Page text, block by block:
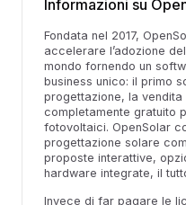
Informazioni su
Fondata nel 2017,
accelerare l’adozione
mondo fornendo un
business unico: il primo
progettazione, la
completamente gratuito
fotovoltaici. OpenSolar
progettazione solare
proposte interattive,
hardware integrate, il
Invece di far pagare le